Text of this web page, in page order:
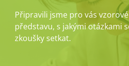
Připravili jsme pro vás
představu, s jakými otázkami
zkoušky setkat.